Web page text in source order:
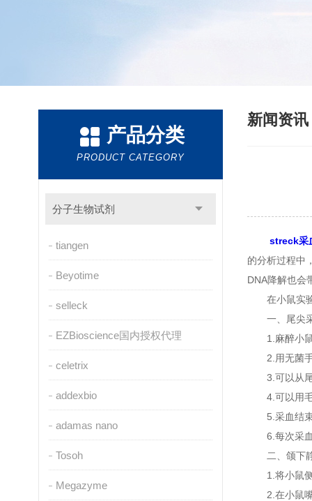
产品分类
PRODUCT CATEGORY
分子生物试剂
tiangen
Beyotime
selleck
EZBioscience国内授权代理
celetrix
addexbio
adamas nano
Tosoh
Megazyme
新闻资讯
streck采
的分析过程中
DNA降解也会
在小鼠实验
一、尾尖
1.麻醉小鼠
2.用无菌手
3.可以从尾
4.可以用毛
5.采血结束
6.每次采血
二、颌下
1.将小鼠侧
2.在小鼠嘴